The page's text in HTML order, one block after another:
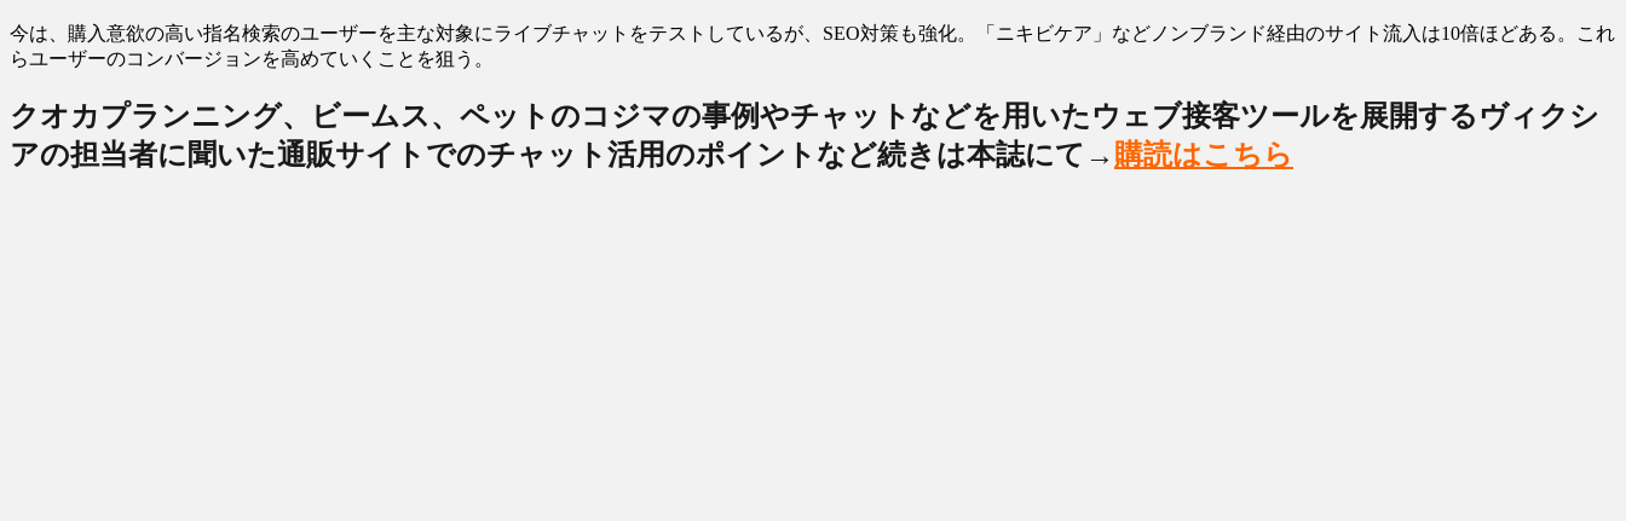
今は、購入意欲の高い指名検索のユーザーを主な対象にライブチャットをテストしているが、SEO対策も強化。「ニキビケア」などノンブランド経由のサイト流入は10倍ほどある。これ
らユーザーのコンバージョンを高めていくことを狙う。
クオカプランニング、ビームス、ペットのコジマの事例やチャットなどを用いたウェブ接客ツールを展開するヴィクシ
アの担当者に聞いた通販サイトでのチャット活用のポイントなど続きは本誌にて→ 購読はこちら